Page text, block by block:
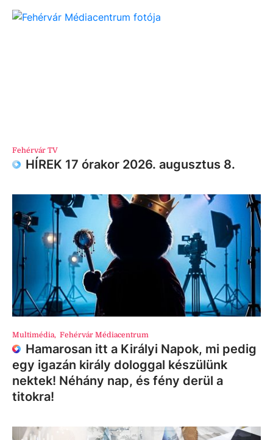
Fehérvár TV
HÍREK 17 órakor 2026. augusztus 8.
Multimédia, Fehérvár Médiacentrum
Hamarosan itt a Királyi Napok, mi pedig
egy igazán király dologgal készülünk
nektek! Néhány nap, és fény derül a
titokra!